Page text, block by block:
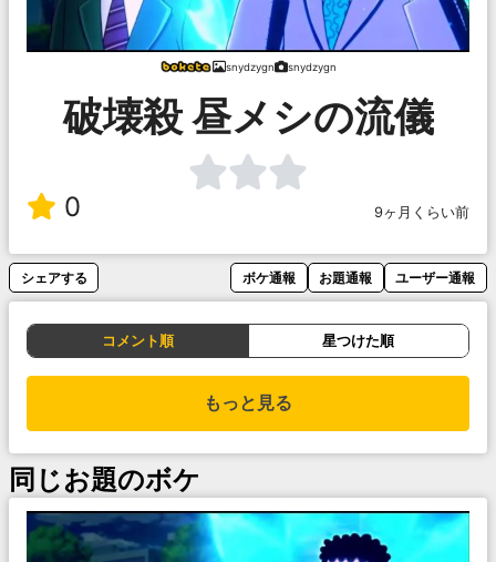
snydzygn snydzygn
破壊殺 昼メシの流儀
0 9ヶ月くらい前
シェアする ボケ通報 お題通報 ユーザー通報
コメント順 星つけた順
もっと見る
同じお題のボケ